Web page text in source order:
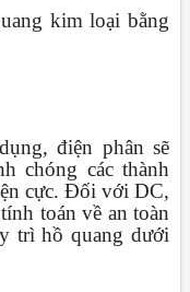
kim loại bằng
điện phân sẽ
chóng các thành
cực. Đối với DC,
toán về an toàn
trì hồ quang dưới